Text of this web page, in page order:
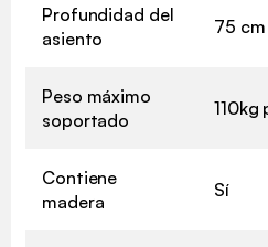
Profundidad del
asiento
75 cm
Peso máximo
soportado
110kg
Contiene
madera
Sí